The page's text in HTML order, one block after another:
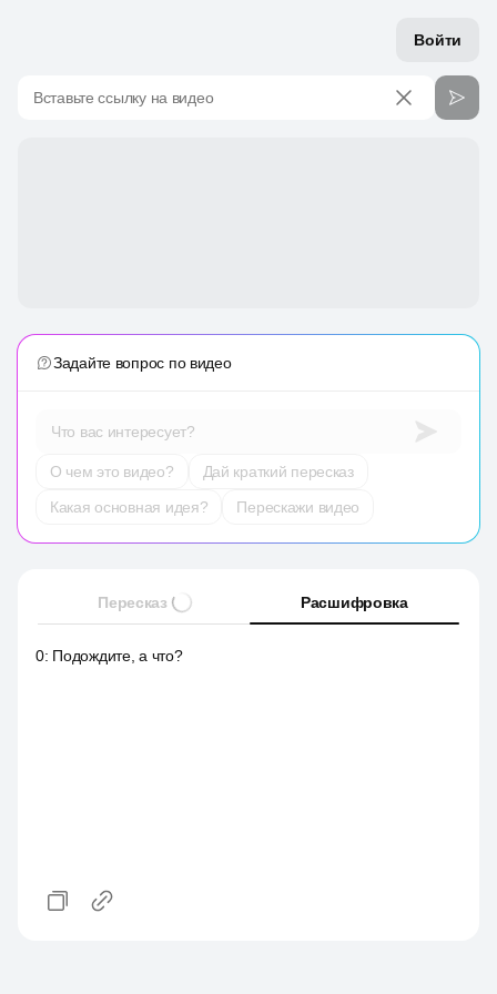
Войти
Вставьте ссылку на видео
Задайте вопрос по видео
Что вас интересует?
О чем это видео?
Дай краткий пересказ
Какая основная идея?
Перескажи видео
Пересказ Расшифровка
0: Подождите, а что?